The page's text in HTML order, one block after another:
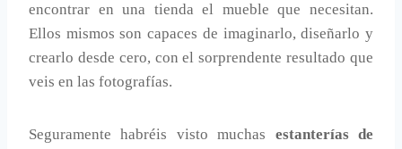
encontrar en una tienda el mueble que necesitan.
Ellos mismos son capaces de imaginarlo, diseñarlo y
crearlo desde cero, con el sorprendente resultado que
veis en las fotografías.
Seguramente habréis visto muchas estanterías de